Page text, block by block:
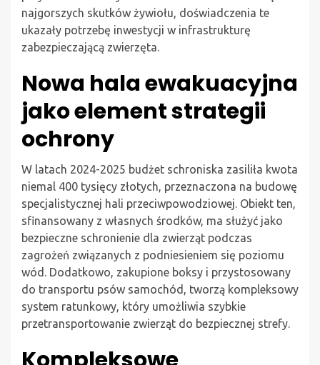
najgorszych skutków żywiołu, doświadczenia te
ukazały potrzebę inwestycji w infrastrukturę
zabezpieczającą zwierzęta.
Nowa hala ewakuacyjna
jako element strategii
ochrony
W latach 2024-2025 budżet schroniska zasiliła kwota
niemal 400 tysięcy złotych, przeznaczona na budowę
specjalistycznej hali przeciwpowodziowej. Obiekt ten,
sfinansowany z własnych środków, ma służyć jako
bezpieczne schronienie dla zwierząt podczas
zagrożeń związanych z podniesieniem się poziomu
wód. Dodatkowo, zakupione boksy i przystosowany
do transportu psów samochód, tworzą kompleksowy
system ratunkowy, który umożliwia szybkie
przetransportowanie zwierząt do bezpiecznej strefy.